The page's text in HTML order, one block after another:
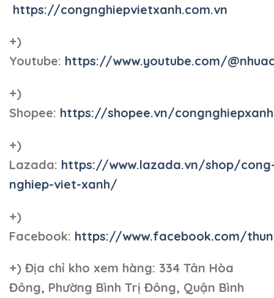
https://congnghiepvietxanh.com.vn
+)
Youtube: https://www.youtube.com/
+)
Shopee: https://shopee.vn/
+)
Lazada: https://www.lazada.vn/shop/
nghiep-viet-xanh/
+)
Facebook: https://www.facebook.com/
+) Địa chỉ kho xem hàng: 334 Tân Hòa
Đông, Phường Bình Trị Đông, Quận Bình